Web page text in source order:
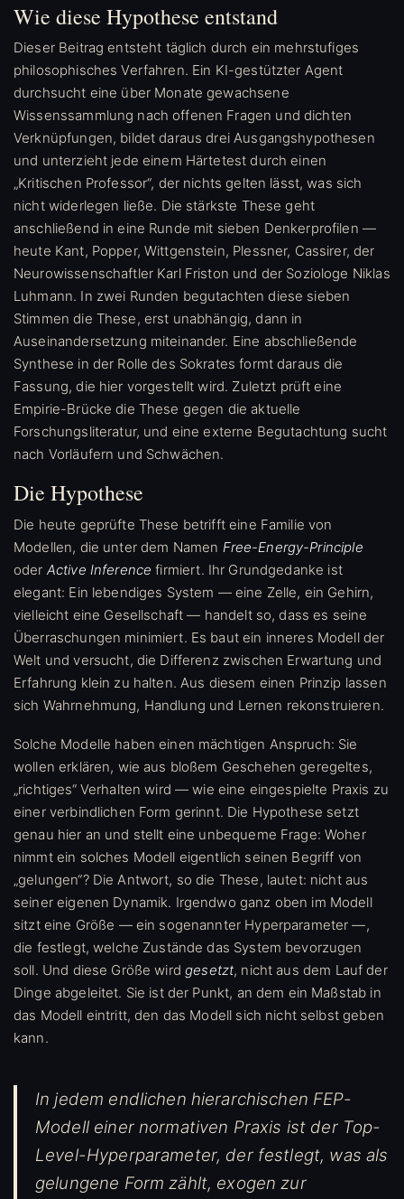
Wie diese Hypothese entstand
Dieser Beitrag entsteht täglich durch ein mehrstufiges
philosophisches Verfahren. Ein KI-gestützter Agent
durchsucht eine über Monate gewachsene
Wissenssammlung nach offenen Fragen und dichten
Verknüpfungen, bildet daraus drei Ausgangshypothesen
und unterzieht jede einem Härtetest durch einen
„Kritischen Professor“, der nichts gelten lässt, was sich
nicht widerlegen ließe. Die stärkste These geht
anschließend in eine Runde mit sieben Denkerprofilen —
heute Kant, Popper, Wittgenstein, Plessner, Cassirer, der
Neurowissenschaftler Karl Friston und der Soziologe Niklas
Luhmann. In zwei Runden begutachten diese sieben
Stimmen die These, erst unabhängig, dann in
Auseinandersetzung miteinander. Eine abschließende
Synthese in der Rolle des Sokrates formt daraus die
Fassung, die hier vorgestellt wird. Zuletzt prüft eine
Empirie-Brücke die These gegen die aktuelle
Forschungsliteratur, und eine externe Begutachtung sucht
nach Vorläufern und Schwächen.
Die Hypothese
Die heute geprüfte These betrifft eine Familie von
Modellen, die unter dem Namen Free-Energy-Principle
oder Active Inference firmiert. Ihr Grundgedanke ist
elegant: Ein lebendiges System — eine Zelle, ein Gehirn,
vielleicht eine Gesellschaft — handelt so, dass es seine
Überraschungen minimiert. Es baut ein inneres Modell der
Welt und versucht, die Differenz zwischen Erwartung und
Erfahrung klein zu halten. Aus diesem einen Prinzip lassen
sich Wahrnehmung, Handlung und Lernen rekonstruieren.
Solche Modelle haben einen mächtigen Anspruch: Sie
wollen erklären, wie aus bloßem Geschehen geregeltes,
„richtiges“ Verhalten wird — wie eine eingespielte Praxis zu
einer verbindlichen Form gerinnt. Die Hypothese setzt
genau hier an und stellt eine unbequeme Frage: Woher
nimmt ein solches Modell eigentlich seinen Begriff von
„gelungen“? Die Antwort, so die These, lautet: nicht aus
seiner eigenen Dynamik. Irgendwo ganz oben im Modell
sitzt eine Größe — ein sogenannter Hyperparameter —,
die festlegt, welche Zustände das System bevorzugen
soll. Und diese Größe wirdgesetzt, nicht aus dem Lauf der
Dinge abgeleitet. Sie ist der Punkt, an dem ein Maßstab in
das Modell eintritt, den das Modell sich nicht selbst geben
kann.
In jedem endlichen hierarchischen FEP-
Modell einer normativen Praxis ist der Top-
Level-Hyperparameter, der festlegt, was als
gelungene Form zählt, exogen zur